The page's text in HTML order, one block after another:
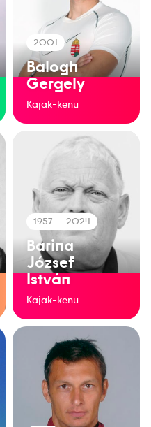
2001
Balogh
Gergely
Kajak-kenu
1957 — 2024
Barina
József
István
Kajak-kenu